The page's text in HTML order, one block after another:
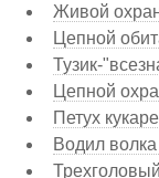
Живой
Цепной
Тузик-
Цепной
Петух
Водил волка